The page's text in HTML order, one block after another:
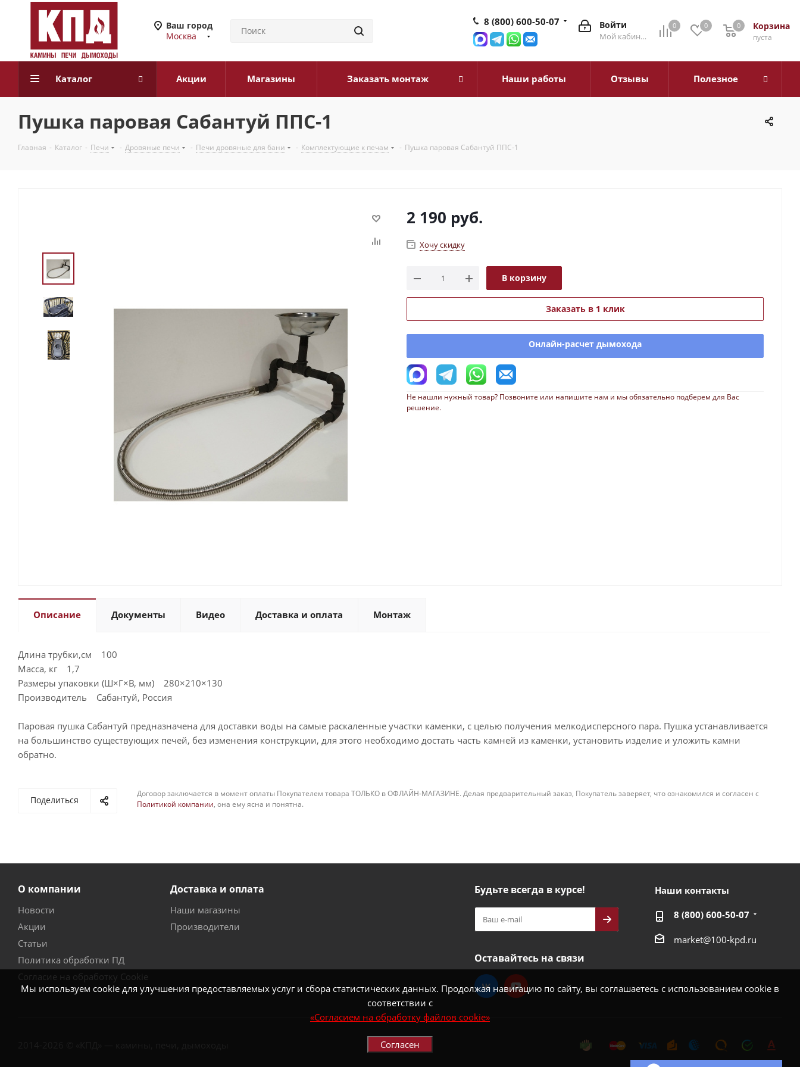
Мы используем cookie для улучшения предоставляемых услуг и сбора статистических данных. Продолжая навигацию по сайту, вы соглашаетесь с использованием cookie в
соответствии с
«Согласием на обработку файлов cookie»
Согласен
Ваш город
Москва
0 0 Корзина
0
пуста
0
Войти
Мой кабинет
8 (800) 600-50-07
Каталог Акции Магазины Заказать монтаж Наши работы Отзывы Полезное
Пушка паровая Сабантуй ППС-1
Главная - Каталог - Печи - Дровяные печи - Печи дровяные для бани - Комплектующие к печам - Пушка паровая Сабантуй ППС-1
2 190 руб.
Хочу скидку
В корзину
Заказать в 1 клик
Онлайн-расчет дымохода
Не нашли нужный товар? Позвоните или напишите нам и мы обязательно подберем для Вас
решение.
Описание Документы Видео Доставка и оплата Монтаж
Длина трубки,см 100
Масса, кг 1,7
Размеры упаковки (Ш×Г×В, мм) 280×210×130
Производитель Сабантуй, Россия
Паровая пушка Сабантуй предназначена для доставки воды на самые раскаленные участки каменки, с целью получения мелкодисперсного пара. Пушка устанавливается
на большинство существующих печей, без изменения конструкции, для этого необходимо достать часть камней из каменки, установить изделие и уложить камни
обратно.
Поделиться
Договор заключается в момент оплаты Покупателем товара ТОЛЬКО в ОФЛАЙН-МАГАЗИНЕ. Делая предварительный заказ, Покупатель заверяет, что ознакомился и согласен с
Политикой компании, она ему ясна и понятна.
О компании
Новости
Акции
Статьи
Политика обработки ПД
Согласие на обработку Cookie
Доставка и оплата
Наши магазины
Производители
Будьте всегда в курсе!
Оставайтесь на связи
Наши контакты
8 (800) 600-50-07
market@100-kpd.ru